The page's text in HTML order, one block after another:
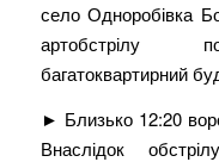
село Одноробівка
артобстрілу
багатоквартирний
► Близько 12:20
Внаслідок